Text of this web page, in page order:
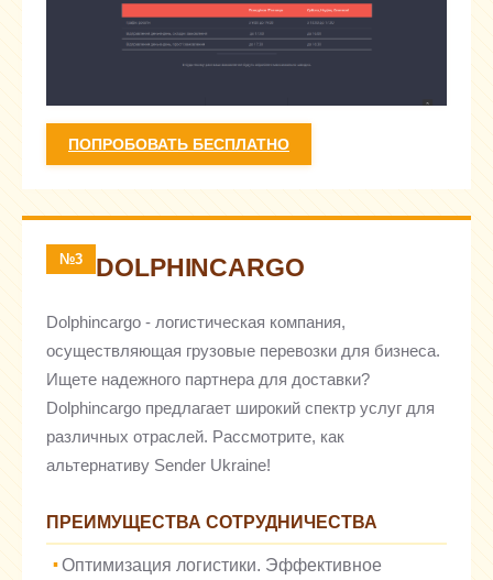
ПОПРОБОВАТЬ БЕСПЛАТНО
№3 DOLPHINCARGO
Dolphincargo - логистическая компания,
осуществляющая грузовые перевозки для бизнеса.
Ищете надежного партнера для доставки?
Dolphincargo предлагает широкий спектр услуг для
различных отраслей. Рассмотрите, как
альтернативу Sender Ukraine!
ПРЕИМУЩЕСТВА СОТРУДНИЧЕСТВА
Оптимизация логистики. Эффективное